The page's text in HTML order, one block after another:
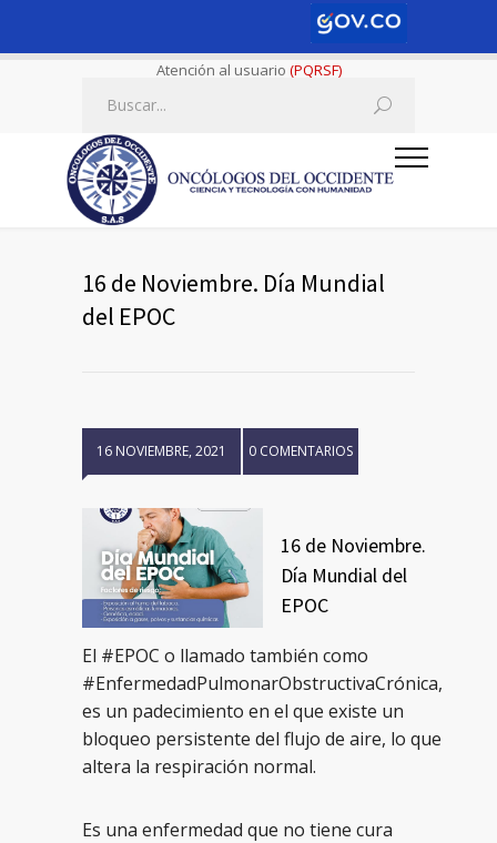
Atención al usuario (PQRSF)
16 de Noviembre. Día Mundial
del EPOC
16 NOVIEMBRE, 2021 0 COMENTARIOS
16 de Noviembre.
Día Mundial del
EPOC
El #EPOC o llamado también como
#EnfermedadPulmonarObstructivaCrónica,
es un padecimiento en el que existe un
bloqueo persistente del flujo de aire, lo que
altera la respiración normal.
Es una enfermedad que no tiene cura